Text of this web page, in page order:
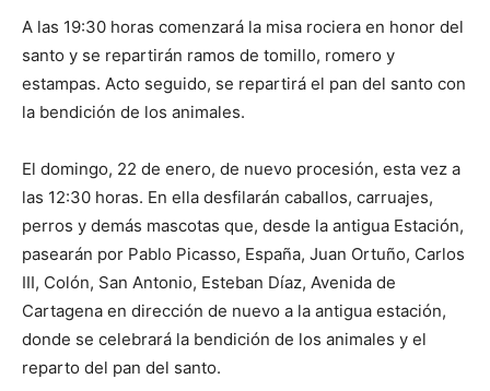
A las 19:30 horas comenzará la misa rociera en honor del
santo y se repartirán ramos de tomillo, romero y
estampas. Acto seguido, se repartirá el pan del santo con
la bendición de los animales.
El domingo, 22 de enero, de nuevo procesión, esta vez a
las 12:30 horas. En ella desfilarán caballos, carruajes,
perros y demás mascotas que, desde la antigua Estación,
pasearán por Pablo Picasso, España, Juan Ortuño, Carlos
III, Colón, San Antonio, Esteban Díaz, Avenida de
Cartagena en dirección de nuevo a la antigua estación,
donde se celebrará la bendición de los animales y el
reparto del pan del santo.